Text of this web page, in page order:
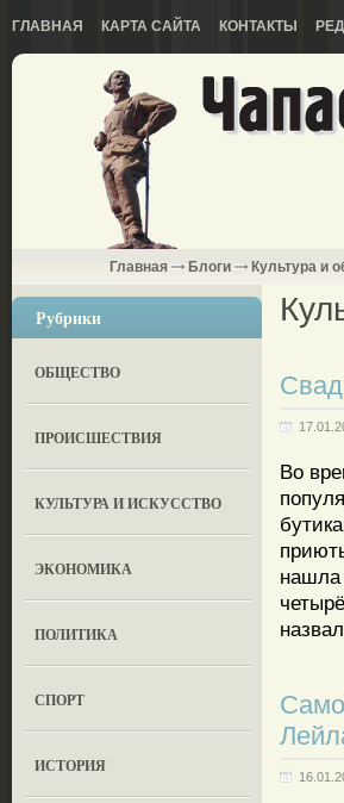
ГЛАВНАЯ КАРТА САЙТА КОНТАКТЫ
Главная Блоги Культура и
Рубрики
ОБЩЕСТВО
ПРОИСШЕСТВИЯ
КУЛЬТУРА И ИСКУССТВО
ЭКОНОМИКА
ПОЛИТИКА
СПОРТ
ИСТОРИЯ
Во
нашла